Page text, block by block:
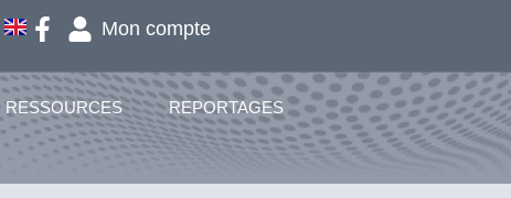
Mon compte
RESSOURCES REPORTAGES